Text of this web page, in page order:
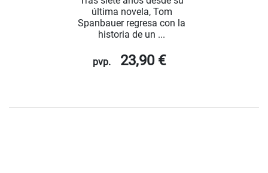
última novela, Tom
Spanbauer regresa con la
historia de un ...
pvp. 23,90 €